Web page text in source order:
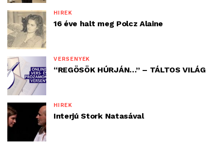
HÍREK
16 éve halt meg Polcz Alaine
VERSENYEK
“REGÖSÖK HÚRJÁN…” – TÁLTOS VILÁG
HÍREK
Interjú Stork Natasával